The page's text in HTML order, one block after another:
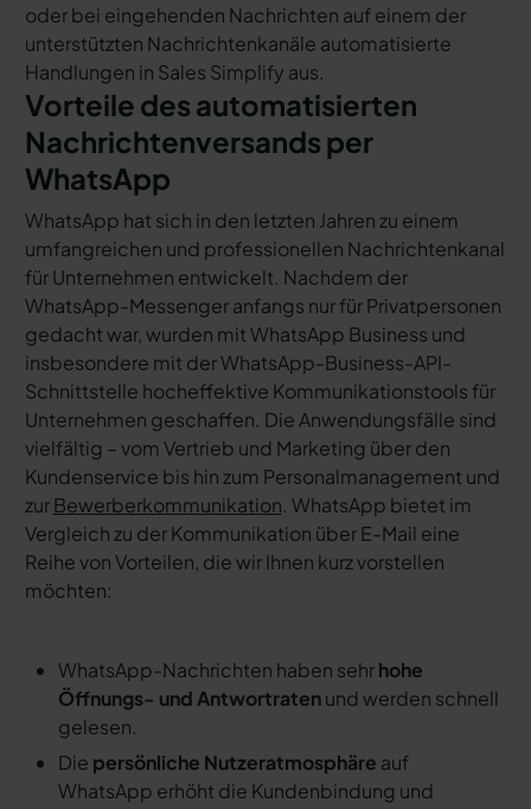
oder bei eingehenden Nachrichten auf einem der
unterstützten Nachrichtenkanäle automatisierte
Handlungen in Sales Simplify aus.
Vorteile des automatisierten
Nachrichtenversands per
WhatsApp
WhatsApp hat sich in den letzten Jahren zu einem
umfangreichen und professionellen Nachrichtenkanal
für Unternehmen entwickelt. Nachdem der
WhatsApp-Messenger anfangs nur für Privatpersonen
gedacht war, wurden mit WhatsApp Business und
insbesondere mit der WhatsApp-Business-API-
Schnittstelle hocheffektive Kommunikationstools für
Unternehmen geschaffen. Die Anwendungsfälle sind
vielfältig – vom Vertrieb und Marketing über den
Kundenservice bis hin zum Personalmanagement und
zurBewerberkommunikation. WhatsApp bietet im
Vergleich zu der Kommunikation über E-Mail eine
Reihe von Vorteilen, die wir Ihnen kurz vorstellen
möchten:
WhatsApp-Nachrichten haben sehrhohe
Öffnungs- und Antwortratenund werden schnell
gelesen.
Die persönliche Nutzeratmosphäre auf
WhatsApp erhöht die Kundenbindung und